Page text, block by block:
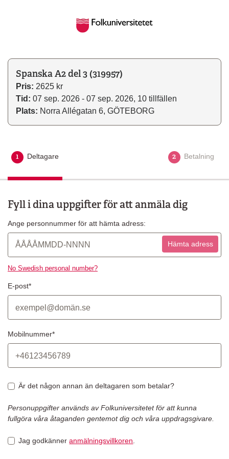
Spanska A2 del 3 (319957)
Pris: 2625 kr
Tid: 07 sep. 2026 - 07 sep. 2026, 10 tillfällen
Plats: Norra Allégatan 6, GÖTEBORG
1 Aktuellt steg
Deltagare 2 Betalning
Fyll i dina uppgifter för att anmäla dig
Ange personnummer för att hämta adress:
Hämta adress
No Swedish personal number?
E-post*
Mobilnummer*
Är det någon annan än deltagaren som betalar?
Personuppgifter används av Folkuniversitetet för att kunna
fullgöra våra åtaganden gentemot dig och våra uppdragsgivare.
Jag godkänneranmälningsvillkoren